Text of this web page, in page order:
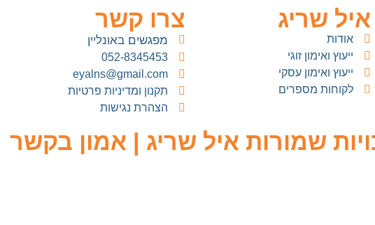
איל שריג
אודות
ייעוץ ואימון זוגי
ייעוץ ואימון עסקי
לקוחות מספרים
צרו קשר
מפגשים באונליין
052-8345453
eyalns@gmail.com
תקנון ומדיניות פרטיות
הצהרת נגישות
שמורות איל שריג | אמון בקשר